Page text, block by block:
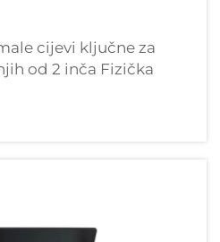
cijevi ključne za
od 2 inča Fizička
uskih cijevi (≤1,5"
manjim od 1,5 inča
zbog nekoliko